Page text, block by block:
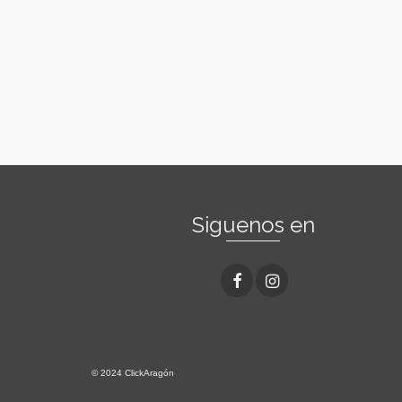
Siguenos en
© 2024 ClickAragón